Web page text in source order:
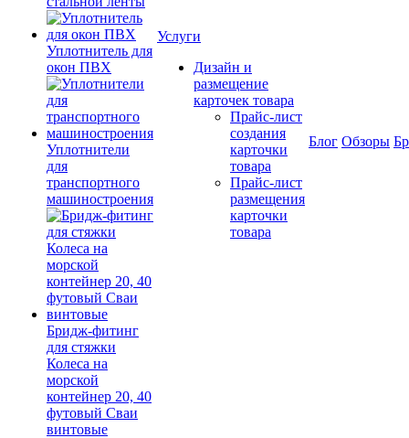
Уплотнитель для
окон ПВХ
Уплотнители
для
транспортного
машиностроения
Бридж-фитинг
для стяжки
Колеса на
морской
контейнер 20, 40
футовый Сваи
винтовые
Услуги
Дизайн и
размещение
карточек товара
Прайс-лист
создания
карточки
товара
Прайс-лист
размещения
карточки
товара
Блог Обзоры